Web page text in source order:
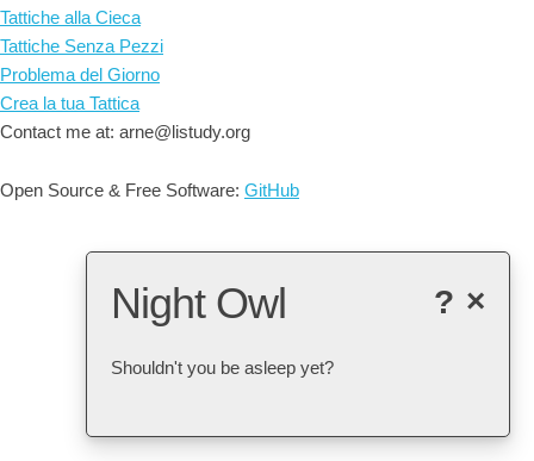
Tattiche alla Cieca
Tattiche Senza Pezzi
Problema del Giorno
Crea la tua Tattica
Contact me at: arne@listudy.org
Open Source & Free Software: GitHub
×
?
Night Owl
Shouldn't you be asleep yet?